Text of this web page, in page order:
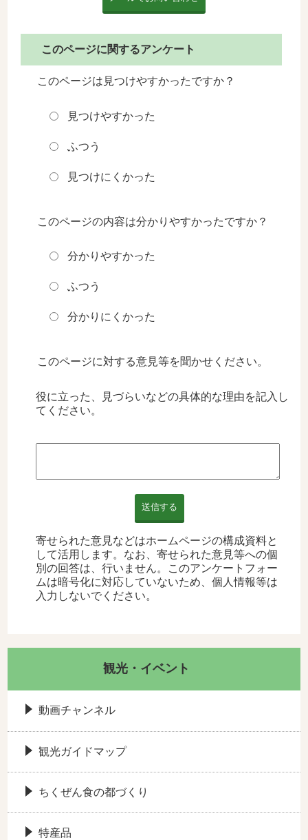
このページに関するアンケート
このページは見つけやすかったですか？
見つけやすかった
ふつう
見つけにくかった
このページの内容は分かりやすかったですか？
分かりやすかった
ふつう
分かりにくかった
このページに対する意見等を聞かせください。
役に立った、見づらいなどの具体的な理由を記入し
てください。
送信する
寄せられた意見などはホームページの構成資料と
して活用します。なお、寄せられた意見等への個
別の回答は、行いません。このアンケートフォー
ムは暗号化に対応していないため、個人情報等は
入力しないでください。
観光・イベント
動画チャンネル
観光ガイドマップ
ちくぜん食の都づくり
特産品